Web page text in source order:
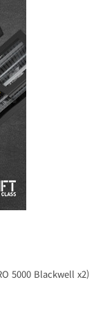
5000 Blackwell x2)